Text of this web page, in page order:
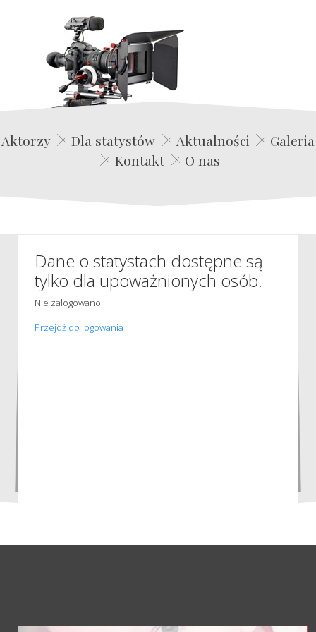
Edwin Film Agencja Aktorska
Aktorzy Dla statystów Aktualności
Galeria
Kontakt
O nas
Dane o statystach dostępne są
tylko dla upoważnionych osób.
Nie zalogowano
Przejdź do logowania